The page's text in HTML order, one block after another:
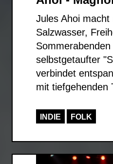
Jules Ahoi
Salzwasser,
selbstgetaufter
verbindet
mit tiefgehenden
INDIE FOLK